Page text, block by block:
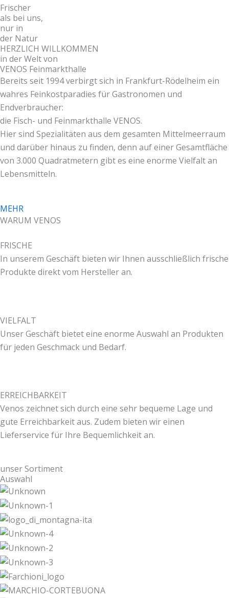
Frischer
als bei uns,
nur in
der Natur
HERZLICH WILLKOMMEN
in der Welt von
VENOS Feinmarkthalle
Bereits seit 1994 verbirgt sich in Frankfurt-Rödelheim ein
wahres Feinkostparadies für Gastronomen und
Endverbraucher:
die Fisch- und Feinmarkthalle VENOS.
Hier sind Spezialitäten aus dem gesamten Mittelmeerraum
und darüber hinaus zu finden, denn auf einer Gesamtfläche
von 3.000 Quadratmetern gibt es eine enorme Vielfalt an
Lebensmitteln.
MEHR
WARUM VENOS
FRISCHE
In unserem Geschäft bieten wir Ihnen ausschließlich frische
Produkte direkt vom Hersteller an.
VIELFALT
Unser Geschäft bietet eine enorme Auswahl an Produkten
für jeden Geschmack und Bedarf.
ERREICHBARKEIT
Venos zeichnet sich durch eine sehr bequeme Lage und
gute Erreichbarkeit aus. Zudem bieten wir einen
Lieferservice für Ihre Bequemlichkeit an.
unser Sortiment
Auswahl